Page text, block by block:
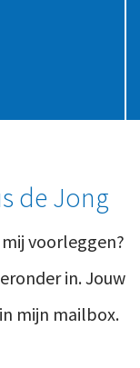
de Jong
voorleggen?
in. Jouw
mijn mailbox.